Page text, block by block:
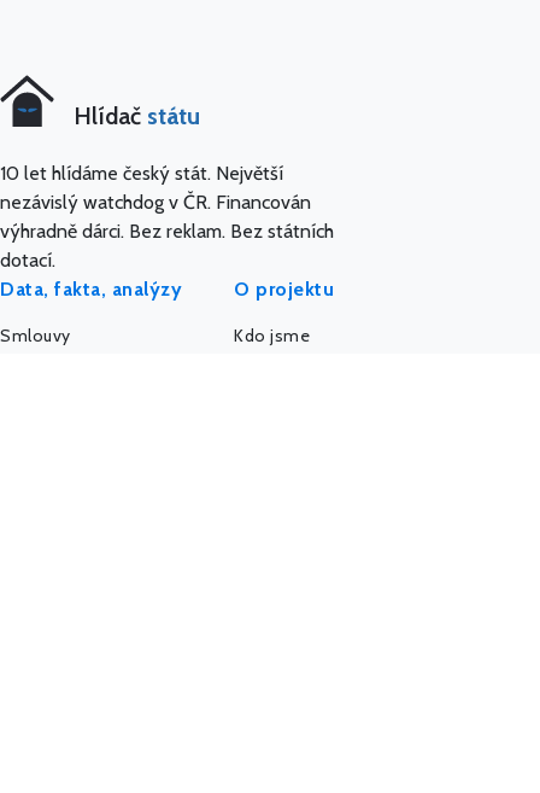
Hlídač státu
10 let hlídáme český stát. Největší
nezávislý watchdog v ČR. Financován
výhradně dárci. Bez reklam. Bez státních
dotací.
Data, fakta, analýzy
Smlouvy
O projektu
Kdo jsme